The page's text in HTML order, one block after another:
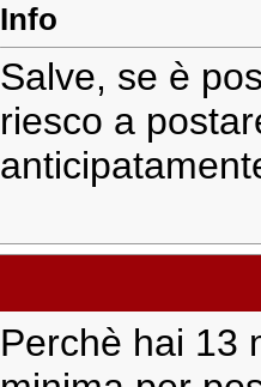
Info
Salve, se è
riesco a
Perchè hai 13